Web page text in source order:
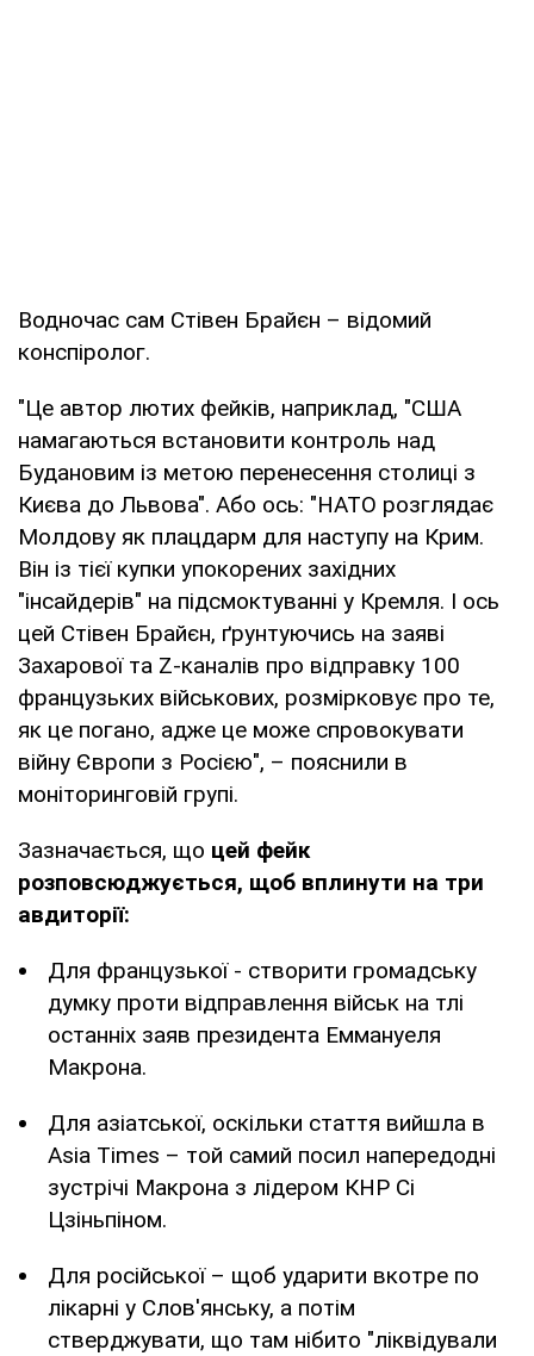
Водночас сам Стівен Брайєн – відомий
конспіролог.
"Це автор лютих фейків, наприклад, "США
намагаються встановити контроль над
Будановим із метою перенесення столиці з
Києва до Львова". Або ось: "НАТО розглядає
Молдову як плацдарм для наступу на Крим.
Він із тієї купки упокорених західних
"інсайдерів" на підсмоктуванні у Кремля. І ось
цей Стівен Брайєн, ґрунтуючись на заяві
Захарової та Z-каналів про відправку 100
французьких військових, розмірковує про те,
як це погано, адже це може спровокувати
війну Європи з Росією", – пояснили в
моніторинговій групі.
Зазначається, що цей фейк
розповсюджується, щоб вплинути на три
авдиторії:
Для французької - створити громадську
думку проти відправлення військ на тлі
останніх заяв президента Еммануеля
Макрона.
Для азіатської, оскільки стаття вийшла в
Asia Times – той самий посил напередодні
зустрічі Макрона з лідером КНР Сі
Цзіньпіном.
Для російської – щоб ударити вкотре по
лікарні у Слов'янську, а потім
стверджувати, що там нібито "ліквідували